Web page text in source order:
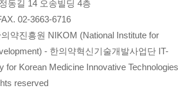
동길 14 오송빌딩 4층
02-3663-6716
약진흥원 NIKOM (National Institute for
- 한의약혁신기술개발사업단 IT-
for Korean Medicine Innovative Technologies
reserved